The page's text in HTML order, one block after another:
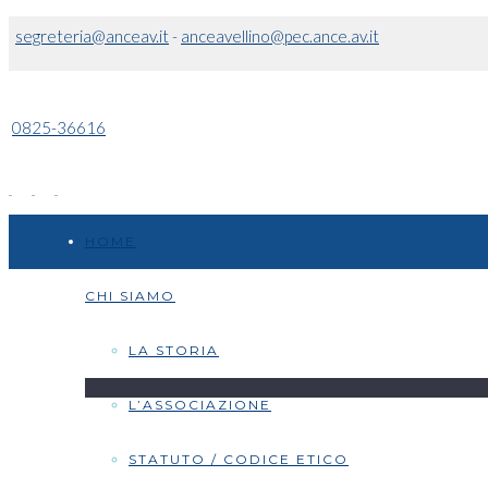
segreteria@anceav.it- anceavellino@pec.ance.av.it
0825-36616
CHI SIAMO
LA STORIA
L’ASSOCIAZIONE
STATUTO / CODICE ETICO